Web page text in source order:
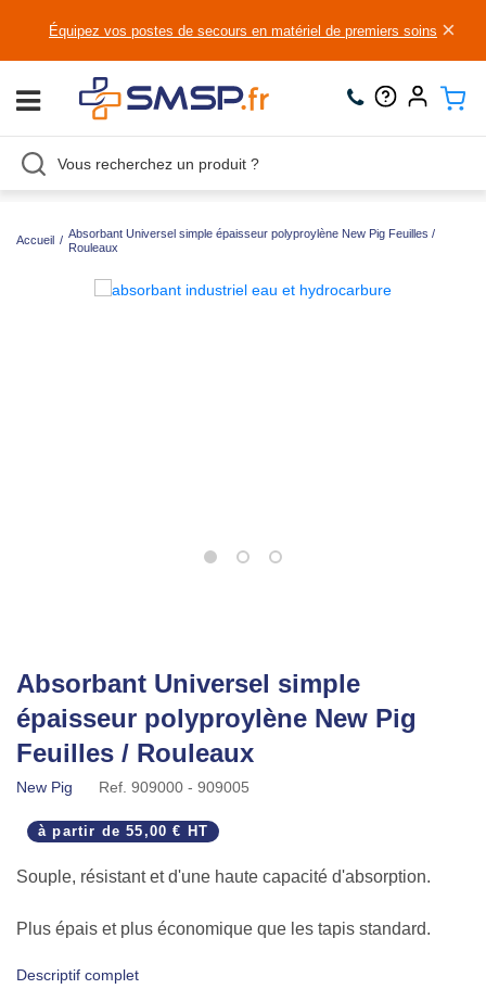
Équipez vos postes de secours en matériel de premiers soins ×
Accueil /
Absorbant Universel simple épaisseur polyproylène New Pig Feuilles /
Rouleaux
Absorbant Universel simple
épaisseur polyproylène New Pig
Feuilles / Rouleaux
New Pig Ref. 909000 - 909005
à partir de55,00 € HT
Souple, résistant et d'une haute capacité d'absorption.
Plus épais et plus économique que les tapis standard.
Descriptif complet